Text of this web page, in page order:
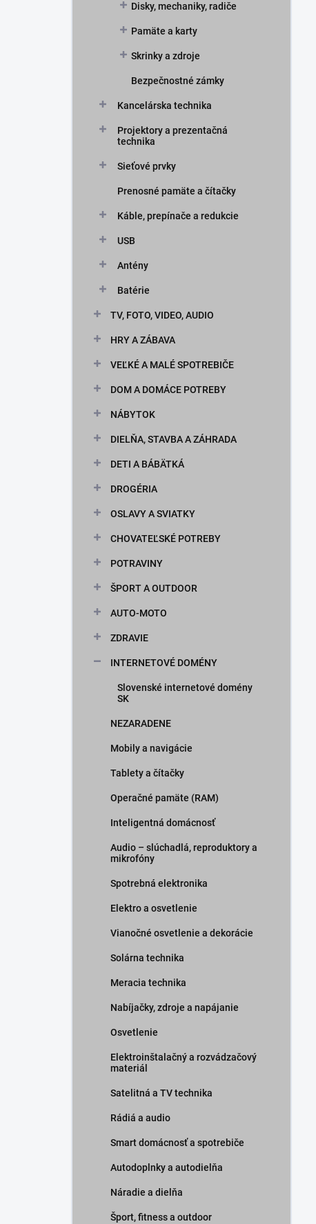
Disky, mechaniky, radiče
Pamäte a karty
Skrinky a zdroje
Bezpečnostné zámky
Kancelárska technika
Projektory a prezentačná
technika
Sieťové prvky
Prenosné pamäte a čítačky
Káble, prepínače a redukcie
USB
Antény
Batérie
TV, FOTO, VIDEO, AUDIO
HRY A ZÁBAVA
VEĽKÉ A MALÉ SPOTREBIČE
DOM A DOMÁCE POTREBY
NÁBYTOK
DIELŇA, STAVBA A ZÁHRADA
DETI A BÁBÄTKÁ
DROGÉRIA
OSLAVY A SVIATKY
CHOVATEĽSKÉ POTREBY
POTRAVINY
ŠPORT A OUTDOOR
AUTO-MOTO
ZDRAVIE
INTERNETOVÉ DOMÉNY
Slovenské internetové domény
SK
NEZARADENE
Mobily a navigácie
Tablety a čítačky
Operačné pamäte (RAM)
Inteligentná domácnosť
Audio – slúchadlá, reproduktory a
mikrofóny
Spotrebná elektronika
Elektro a osvetlenie
Vianočné osvetlenie a dekorácie
Solárna technika
Meracia technika
Nabíjačky, zdroje a napájanie
Osvetlenie
Elektroinštalačný a rozvádzačový
materiál
Satelitná a TV technika
Rádiá a audio
Smart domácnosť a spotrebiče
Autodoplnky a autodielňa
Náradie a dielňa
Šport, fitness a outdoor